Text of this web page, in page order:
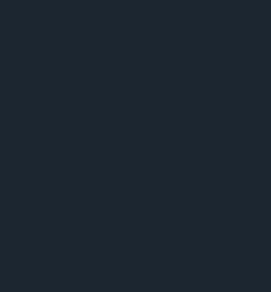
Desenvolvimento de